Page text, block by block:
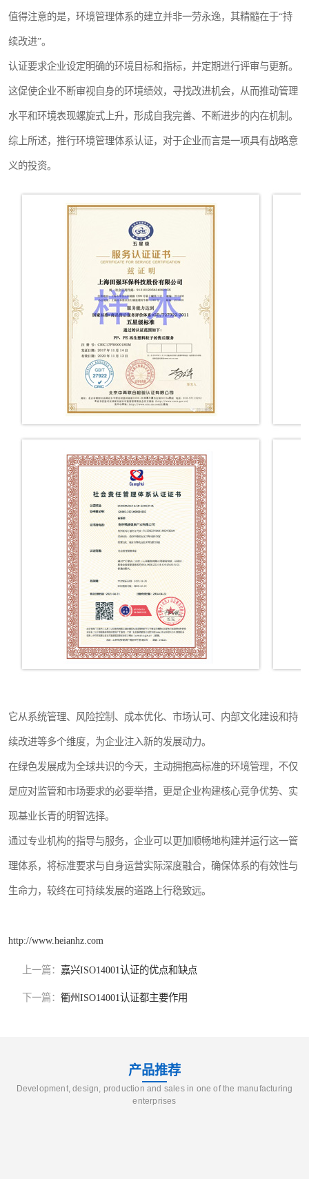
值得注意的是，环境管理体系的建立并非一劳永逸，其精髓在于“持
续改进”。
认证要求企业设定明确的环境目标和指标，并定期进行评审与更新。
这促使企业不断审视自身的环境绩效，寻找改进机会，从而推动管理
水平和环境表现螺旋式上升，形成自我完善、不断进步的内在机制。
综上所述，推行环境管理体系认证，对于企业而言是一项具有战略意
义的投资。
它从系统管理、风险控制、成本优化、市场认可、内部文化建设和持
续改进等多个维度，为企业注入新的发展动力。
在绿色发展成为全球共识的今天，主动拥抱高标准的环境管理，不仅
是应对监管和市场要求的必要举措，更是企业构建核心竞争优势、实
现基业长青的明智选择。
通过专业机构的指导与服务，企业可以更加顺畅地构建并运行这一管
理体系，将标准要求与自身运营实际深度融合，确保体系的有效性与
生命力，较终在可持续发展的道路上行稳致远。
http://www.heianhz.com
上一篇： 嘉兴ISO14001认证的优点和缺点
下一篇： 衢州ISO14001认证都主要作用
产品推荐
Development, design, production and sales in one of the manufacturing
enterprises